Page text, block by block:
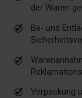
der Waren
Be- und
Verpackung